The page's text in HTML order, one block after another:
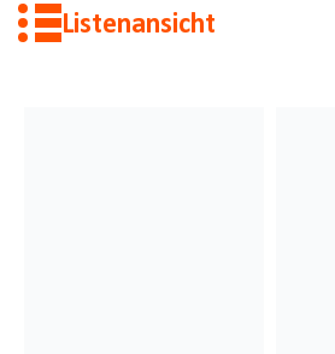
Listenansicht